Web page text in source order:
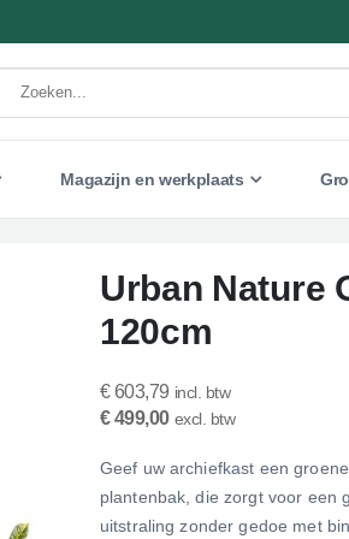
Magazijn en werkplaats
Urban Nature
120cm
€ 603,79
€ 499,00
Geef uw archiefkast een
plantenbak, die zorgt voor een
uitstraling zonder gedoe met